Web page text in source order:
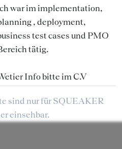
war im implementation,
, deployment,
test cases und PMO
tätig.
Info bitte im C.V
sind nur für SQUEAKER
einsehbar.